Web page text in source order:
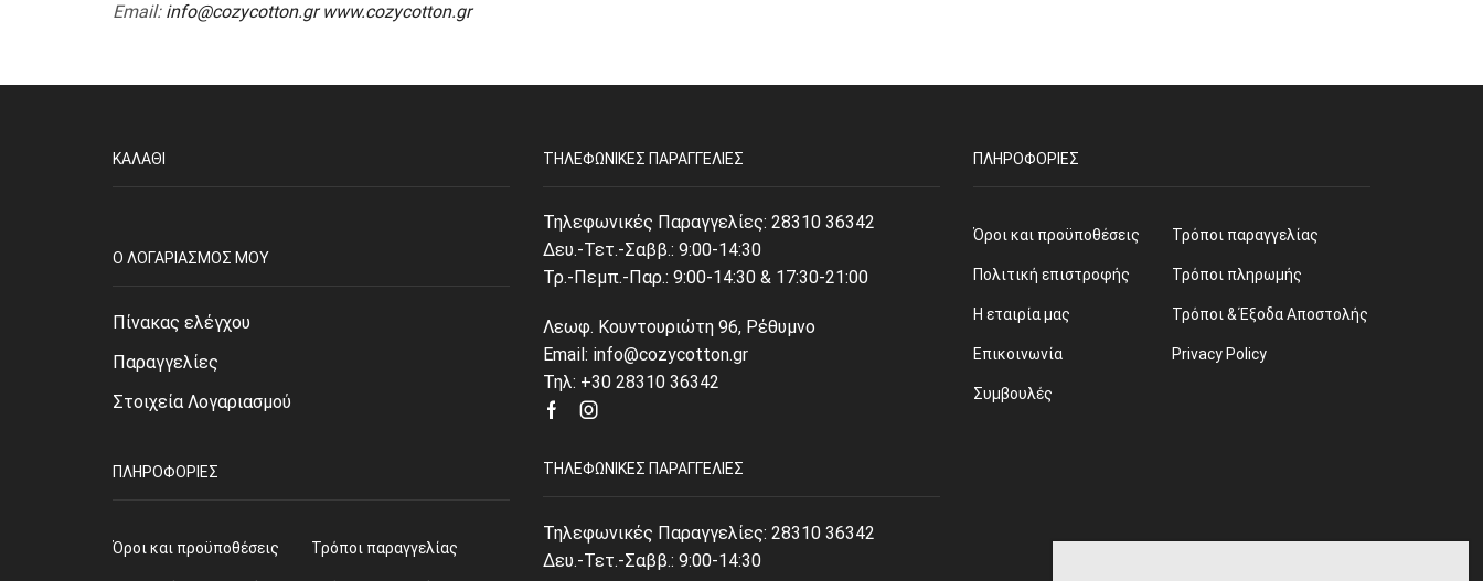
Email: info@cozycotton.gr www.cozycotton.gr
ΚΑΛΆΘΙ
O ΛΟΓΑΡΙΑΣΜΌΣ ΜΟΥ
Πίνακας ελέγχου
Παραγγελίες
Στοιχεία Λογαριασμού
ΠΛΗΡΟΦΟΡΊΕΣ
Όροι και προϋποθέσεις Τρόποι παραγγελίας
ΤΗΛΕΦΩΝΙΚΈΣ ΠΑΡΑΓΓΕΛΊΕΣ
Τηλεφωνικές Παραγγελίες: 28310 36342
Δευ.-Τετ.-Σαββ.: 9:00-14:30
Τρ.-Πεμπ.-Παρ.: 9:00-14:30 & 17:30-21:00
Λεωφ. Κουντουριώτη 96, Ρέθυμνο
Email: info@cozycotton.gr
Τηλ: +30 28310 36342
FacebookInstagram
ΤΗΛΕΦΩΝΙΚΈΣ ΠΑΡΑΓΓΕΛΊΕΣ
Τηλεφωνικές Παραγγελίες: 28310 36342
Δευ.-Τετ.-Σαββ.: 9:00-14:30
ΠΛΗΡΟΦΟΡΊΕΣ
Όροι και προϋποθέσεις
Πολιτική επιστροφής
Η εταιρία μας
Επικοινωνία
Συμβουλές
Τρόποι παραγγελίας
Τρόποι πληρωμής
Τρόποι & Έξοδα Αποστολής
Privacy Policy